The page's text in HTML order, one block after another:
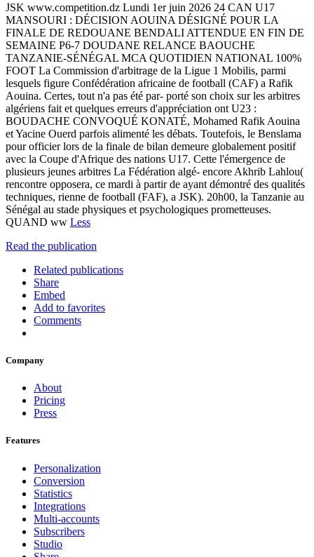
JSK www.competition.dz Lundi 1er juin 2026 24 CAN U17
MANSOURI : DÉCISION AOUINA DÉSIGNÉ POUR LA
FINALE DE REDOUANE BENDALI ATTENDUE EN FIN DE
SEMAINE P6-7 DOUDANE RELANCE BAOUCHE
TANZANIE-SÉNÉGAL MCA QUOTIDIEN NATIONAL 100%
FOOT La Commission d'arbitrage de la Ligue 1 Mobilis, parmi
lesquels figure Confédération africaine de football (CAF) a Rafik
Aouina. Certes, tout n'a pas été par- porté son choix sur les arbitres
algériens fait et quelques erreurs d'appréciation ont U23 :
BOUDACHE CONVOQUÉ KONATÉ, Mohamed Rafik Aouina
et Yacine Ouerd parfois alimenté les débats. Toutefois, le Benslama
pour officier lors de la finale de bilan demeure globalement positif
avec la Coupe d'Afrique des nations U17. Cette l'émergence de
plusieurs jeunes arbitres La Fédération algé- encore Akhrib Lahlou(
rencontre opposera, ce mardi à partir de ayant démontré des qualités
techniques, rienne de football (FAF), a JSK). 20h00, la Tanzanie au
Sénégal au stade physiques et psychologiques prometteuses.
QUAND ww Less
Read the publication
Related publications
Share
Embed
Add to favorites
Comments
Company
About
Pricing
Press
Features
Personalization
Conversion
Statistics
Integrations
Multi-accounts
Subscribers
Studio